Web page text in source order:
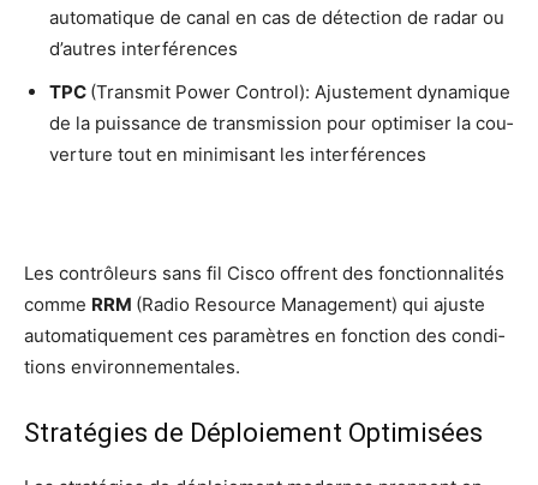
auto­ma­tique de canal en cas de détec­tion de radar ou
d’autres interférences
TPC (Trans­mit Power Control): Ajus­te­ment dyna­mique
de la puis­sance de trans­mis­sion pour opti­mi­ser la cou­
ver­ture tout en mini­mi­sant les interférences
Les contrô­leurs sans fil Cis­co offrent des fonc­tion­na­li­tés
comme RRM (Radio Resource Mana­ge­ment) qui ajuste
auto­ma­ti­que­ment ces para­mètres en fonc­tion des condi­
tions environnementales.
Stratégies de Déploiement Optimisées